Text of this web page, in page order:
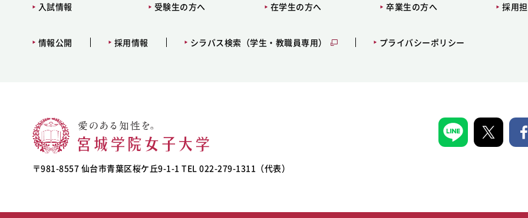
入試情報
受験生の方へ 在学生の方へ 卒業生の方へ 採用
情報公開 採用情報 シラバス検索（学生・教職員専用） プライバシーポリシー
〒981-8557 仙台市青葉区桜ケ丘9-1-1 TEL 022-279-1311（代表）